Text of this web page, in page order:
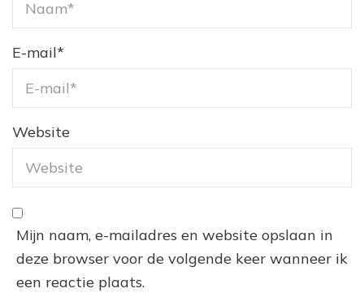
E-mail*
Website
Mijn naam, e-mailadres en website opslaan in
deze browser voor de volgende keer wanneer ik
een reactie plaats.